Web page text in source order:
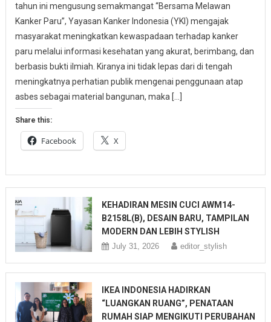
tahun ini mengusung semakmangat “Bersama Melawan
Kanker Paru”, Yayasan Kanker Indonesia (YKI) mengajak
masyarakat meningkatkan kewaspadaan terhadap kanker
paru melalui informasi kesehatan yang akurat, berimbang, dan
berbasis bukti ilmiah. Kiranya ini tidak lepas dari di tengah
meningkatnya perhatian publik mengenai penggunaan atap
asbes sebagai material bangunan, maka […]
Share this:
Facebook X
KEHADIRAN MESIN CUCI AWM14-
B2158L(B), DESAIN BARU, TAMPILAN
MODERN DAN LEBIH STYLISH
July 31, 2026 editor_stylish
IKEA INDONESIA HADIRKAN
“LUANGKAN RUANG”, PENATAAN
RUMAH SIAP MENGIKUTI PERUBAHAN